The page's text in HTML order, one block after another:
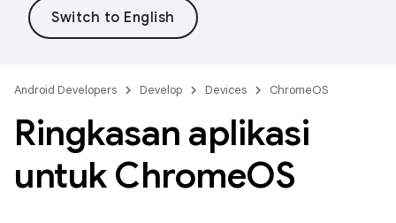
Android Developers Develop Devices ChromeOS
Ringkasan aplikasi
untuk ChromeOS